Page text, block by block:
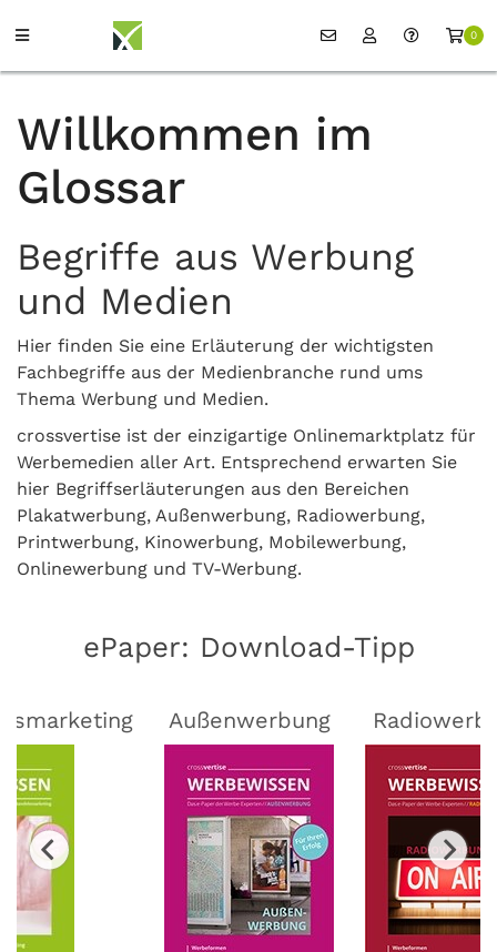
0
Willkommen im
Glossar
Begriffe aus Werbung
und Medien
Hier finden Sie eine Erläuterung der wichtigsten
Fachbegriffe aus der Medienbranche rund ums
Thema Werbung und Medien.
crossvertise ist der einzigartige Onlinemarktplatz für
Werbemedien aller Art. Entsprechend erwarten Sie
hier Begriffserläuterungen aus den Bereichen
Plakatwerbung, Außenwerbung, Radiowerbung,
Printwerbung, Kinowerbung, Mobilewerbung,
Onlinewerbung und TV-Werbung.
ePaper: Download-Tipp
Außenwerbung